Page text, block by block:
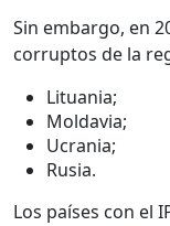
Sin embargo, en
corruptos de la
Lituania;
Moldavia;
Ucrania;
Rusia.
Los países con el